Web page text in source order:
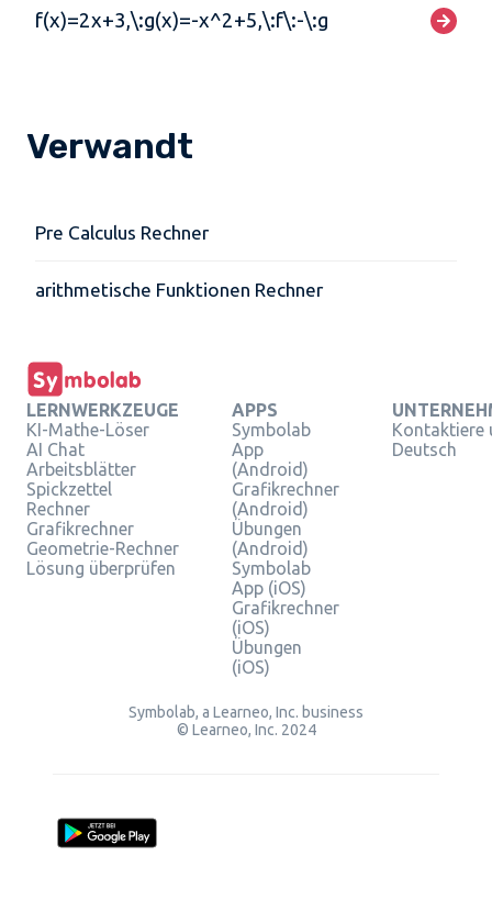
f(x)=2x+3,\:g(x)=-x^2+5,\:f\:-\:g
Verwandt
Pre Calculus Rechner
arithmetische Funktionen Rechner
LERNWERKZEUGE
KI-Mathe-Löser
AI Chat
Arbeitsblätter
Spickzettel
Rechner
Grafikrechner
Geometrie-Rechner
Lösung überprüfen
APPS
Symbolab
App
(Android)
Grafikrechner
(Android)
Übungen
(Android)
Symbolab
App (iOS)
Grafikrechner
(iOS)
Übungen
(iOS)
Kontaktiere
Deutsch
Symbolab, a Learneo, Inc. business
© Learneo, Inc. 2024